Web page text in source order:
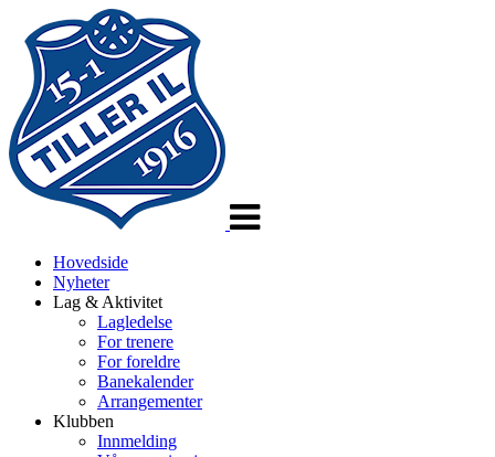
Hovedside
Nyheter
Lag & Aktivitet
Lagledelse
For trenere
For foreldre
Banekalender
Arrangementer
Klubben
Innmelding